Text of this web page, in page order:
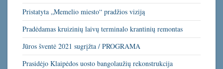
Pristatyta „Memelio miesto“ pradžios viziją
Pradėdamas kruizinių laivų terminalo krantinių remontas
Jūros šventė 2021 sugrįžta / PROGRAMA
Prasidėjo Klaipėdos uosto bangolaužių rekonstrukcija